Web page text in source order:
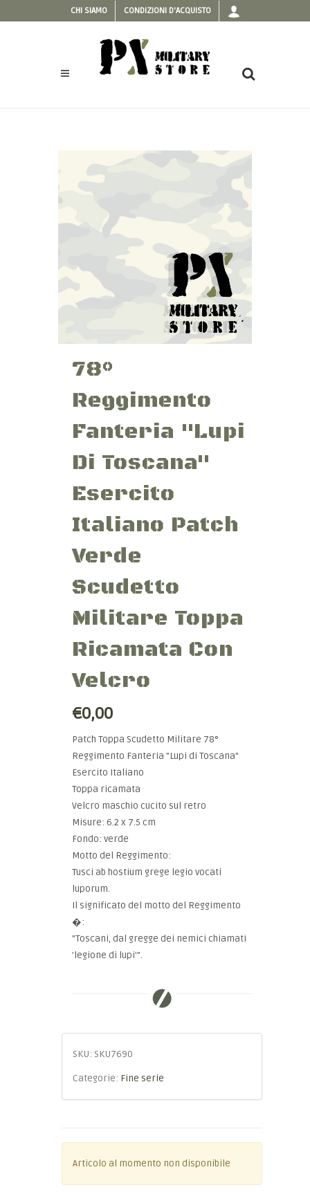
CHI SIAMO CONDIZIONI D'ACQUISTO
78°
Reggimento
Fanteria "Lupi
Di Toscana"
Esercito
Italiano Patch
Verde
Scudetto
Militare Toppa
Ricamata Con
Velcro
€0,00
Patch Toppa Scudetto Militare 78°
Reggimento Fanteria "Lupi di Toscana"
Esercito Italiano
Toppa ricamata
Velcro maschio cucito sul retro
Misure: 6.2 x 7.5 cm
Fondo: verde
Motto del Reggimento:
Tusci ab hostium grege legio vocati
luporum.
Il significato del motto del Reggimento
�:
"Toscani, dal gregge dei nemici chiamati
'legione di lupi'".
SKU: SKU7690
Categorie: Fine serie
Articolo al momento non disponibile